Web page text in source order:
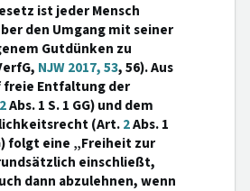
ist jeder Mensch
den Umgang mit seiner
Gutdünken zu
NJW 2017, 53, 56). Aus
freie Entfaltung der
2Abs. 1 S. 1 GG) und dem
(Art.2Abs. 1
folgt eine „Freiheit zur
einschließt,
dann abzulehnen, wenn